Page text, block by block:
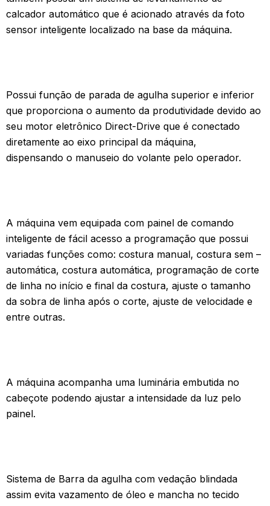
calcador automático que é acionado através da foto
sensor inteligente localizado na base da máquina.
Possui função de parada de agulha superior e inferior
que proporciona o aumento da produtividade devido ao
seu motor eletrônico Direct-Drive que é conectado
diretamente ao eixo principal da máquina,
dispensando o manuseio do volante pelo operador.
A máquina vem equipada com painel de comando
inteligente de fácil acesso a programação que possui
variadas funções como: costura manual, costura sem –
automática, costura automática, programação de corte
de linha no início e final da costura, ajuste o tamanho
da sobra de linha após o corte, ajuste de velocidade e
entre outras.
A máquina acompanha uma luminária embutida no
cabeçote podendo ajustar a intensidade da luz pelo
painel.
Sistema de Barra da agulha com vedação blindada
assim evita vazamento de óleo e mancha no tecido